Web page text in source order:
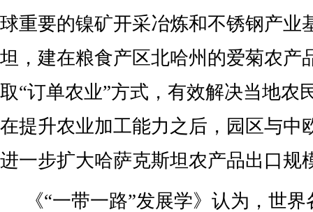
球重要的镍矿开采冶炼和不锈钢产业
坦，建在粮食产区北哈州的爱菊农产
取“订单农业”方式，有效解决当地农
在提升农业加工能力之后，园区与中
进一步扩大哈萨克斯坦农产品出口
《“一带一路”发展学》认为，世